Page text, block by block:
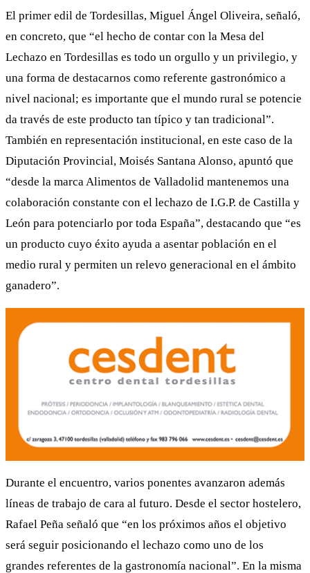
El primer edil de Tordesillas, Miguel Ángel Oliveira, señaló,
en concreto, que “el hecho de contar con la Mesa del
Lechazo en Tordesillas es todo un orgullo y un privilegio, y
una forma de destacarnos como referente gastronómico a
nivel nacional; es importante que el mundo rural se potencie
da través de este producto tan típico y tan tradicional”.
También en representación institucional, en este caso de la
Diputación Provincial, Moisés Santana Alonso, apuntó que
“desde la marca Alimentos de Valladolid mantenemos una
colaboración constante con el lechazo de I.G.P. de Castilla y
León para potenciarlo por toda España”, destacando que “es
un producto cuyo éxito ayuda a asentar población en el
medio rural y permiten un relevo generacional en el ámbito
ganadero”.
Durante el encuentro, varios ponentes avanzaron además
líneas de trabajo de cara al futuro. Desde el sector hostelero,
Rafael Peña señaló que “en los próximos años el objetivo
será seguir posicionando el lechazo como uno de los
grandes referentes de la gastronomía nacional”. En la misma